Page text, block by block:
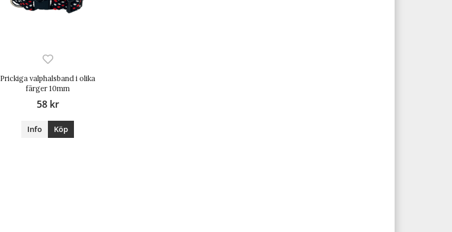
Prickiga valphalsband i olika
färger 10mm
58 kr
Info Köp